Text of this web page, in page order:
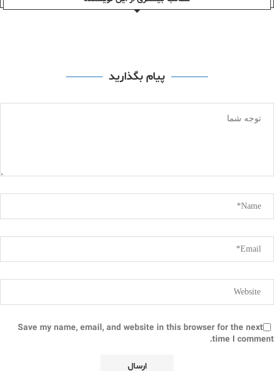
پیام بگذارید
Save my name, email, and website in this browser for the next
time I comment.